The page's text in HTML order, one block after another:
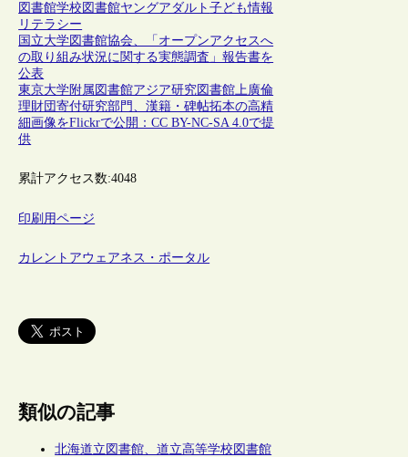
図書館学校図書館ヤングアダルト子ども情報
リテラシー
国立大学図書館協会、「オープンアクセスへ
の取り組み状況に関する実態調査」報告書を
公表
東京大学附属図書館アジア研究図書館上廣倫
理財団寄付研究部門、漢籍・碑帖拓本の高精
細画像をFlickrで公開：CC BY-NC-SA 4.0で提
供
累計アクセス数:4048
印刷用ページ
カレントアウェアネス・ポータル
類似の記事
北海道立図書館、道立高等学校図書館